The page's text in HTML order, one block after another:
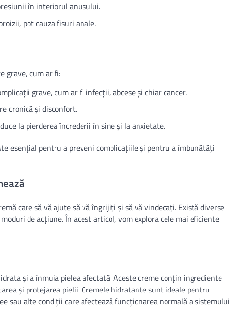
în interiorul anusului.
pot cauza fisuri anale.
grave, cum ar fi:
grave, cum ar fi infecții, abcese și chiar cancer.
cronică și disconfort.
la pierderea încrederii în sine și la anxietate.
esențial pentru a preveni complicațiile și pentru a îmbunătăți
care să vă ajute să vă îngrijiți și să vă vindecați. Există diverse
de acțiune. În acest articol, vom explora cele mai eficiente
și a înmuia pielea afectată. Aceste creme conțin ingrediente
și protejarea pielii. Cremele hidratante sunt ideale pentru
sau alte condiții care afectează funcționarea normală a sistemului